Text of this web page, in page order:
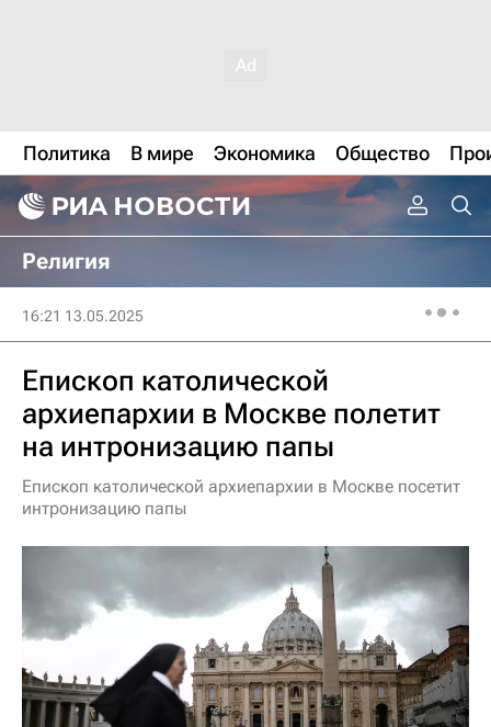
Политика В мире Экономика Общество
Религия
16:21 13.05.2025
Епископ католической
архиепархии в Москве полетит
на интронизацию папы
Епископ католической архиепархии в Москве посетит
интронизацию папы